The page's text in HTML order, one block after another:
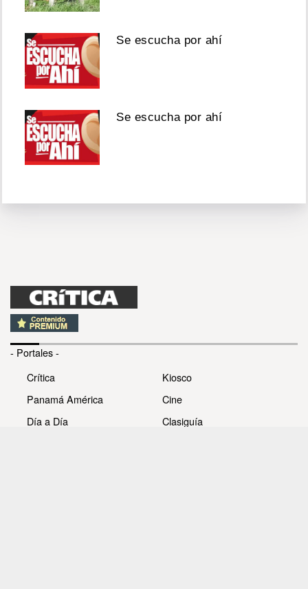
Se escucha por ahí
Se escucha por ahí
- Portales -
Crítica
Panamá América
Día a Día
Kiosco
Cine
Clasiguía